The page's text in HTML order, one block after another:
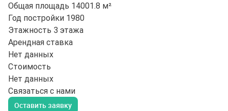
Общая площадь 14001.8 м²
Год постройки 1980
Этажность 3 этажа
Арендная ставка
Нет данных
Стоимость
Нет данных
Связаться с нами
Оставить заявку